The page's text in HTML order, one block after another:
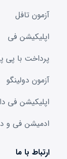
آزمون تافل
اپلیکیشن فی
پرداخت با پی
آزمون دولینگو
اپلیکیشن فی
ادمیشن فی و
ارتباط با ما